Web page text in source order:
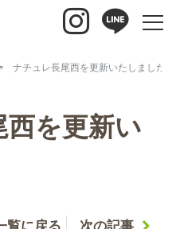
ナチュレ長尾西を更新いたしました。
を更新い